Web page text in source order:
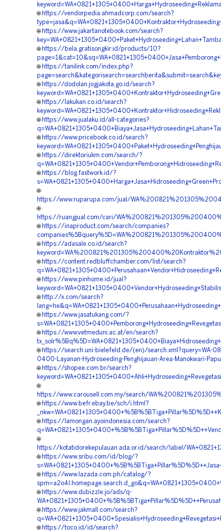
🌐 https://vendorpedia.ahmadcorp.com/search?
🌐 https://www.jakartanotebook.com/search?
🌐 https://bela.gratisongkir.id/products/10?
🌐 https://tanilink.com/index.php?
🌐 https://dodolan.jogjakota.go.id/search?
🌐 https://lakukan.co.id/search?
🌐 https://www.jualaku.id/all-categories?
🌐 https://www.pricebook.co.id/search?
🌐 https://direktoriukm.com/search/?
🌐 https://blog.fastwork.id/?
🌐
https://www.ruparupa.com/jual/
🌐
https://ruangjual.com/cari/
🌐 https://inaproduct.com/search/companies?
🌐 https://adasale.co.id/search?
🌐 https://content.redbluffchamber.com/list/search?
🌐 https://www.pinhome.id/jual?
🌐 http://x.com/search?
🌐 https://www.jasatukang.com/?
🌐 https://www.vetmeduni.ac.at/en/search?
🌐 https://search.uni-bielefeld.de/(en)/search.xml?query=WA-
0400-Layanan-Hydroseeding-Penghijauan-Area-Manokwari-
🌐 https://shopee.com.br/search?
🌐
https://www.carousell.com.my/search/
🌐 https://www.befr.ebay.be/sch/i.html?
🌐 https://lamongan.ayoindonesia.com/search?
🌐
https://kotatidorekepulauan.ada.or.id/search/label/
🌐 https://www.sribu.com/id/blog/?
🌐 https://www.lazada.com.ph/catalog/?
🌐 https://www.dubizzle.jo/ads/q-
🌐 https://www.jakmall.com/search?
🌐 https://toco.id/id/search?